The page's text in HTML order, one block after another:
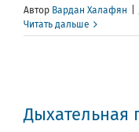
Автор Вардан Халафян
Читать дальше
Дыхательная